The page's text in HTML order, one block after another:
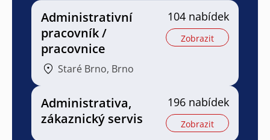
Administrativní
pracovník /
pracovnice
Staré Brno, Brno
104 nabídek
Zobrazit
Administrativa,
zákaznický servis
196 nabídek
Zobrazit